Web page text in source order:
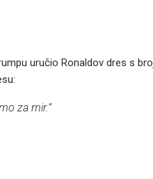
uručio Ronaldov dres s
za mir.”